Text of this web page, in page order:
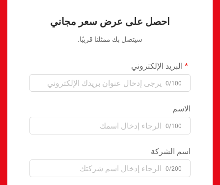
احصل على عرض سعر مجاني
سيتصل بك ممثلنا قريبًا.
البريد الإلكتروني
0/100
الاسم
0/100
اسم الشركة
0/200